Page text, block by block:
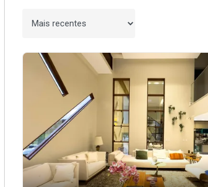
Ordenar por